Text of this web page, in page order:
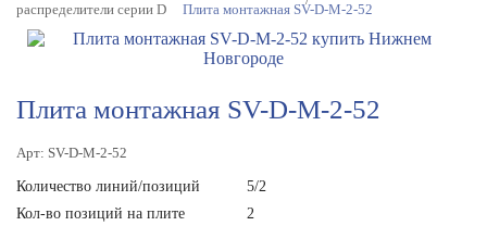
распределители серии D
Плита монтажная SV-D-M-2-52
Плита монтажная SV-D-M-2-52
Арт: SV-D-M-2-52
Количество линий/позиций
5/2
Кол-во позиций на плите
2